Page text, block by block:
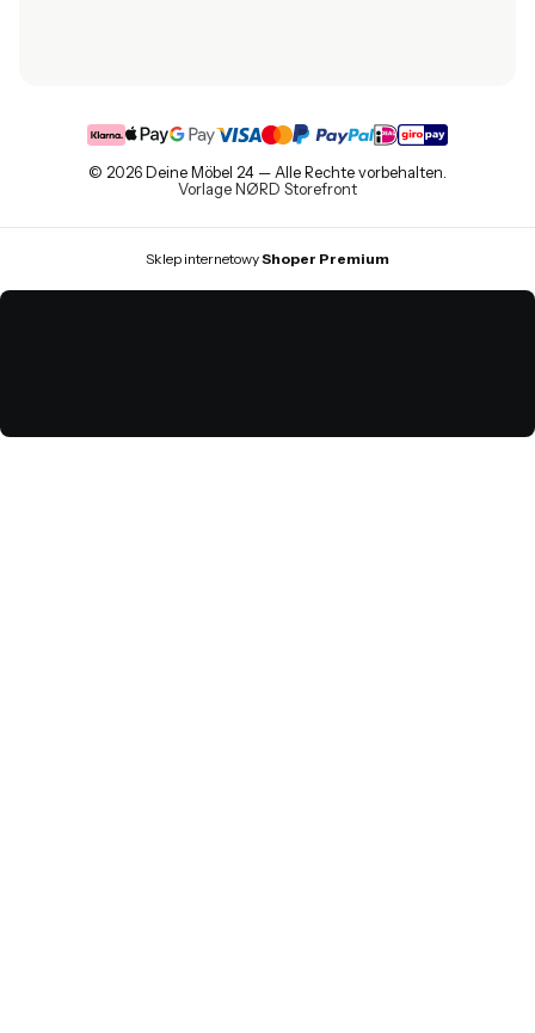
© 2026 Deine Möbel 24 — Alle Rechte vorbehalten.
Vorlage NØRD Storefront
Sklep internetowyShoper Premium